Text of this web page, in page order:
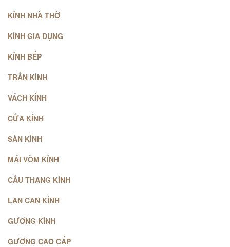
KÍNH NHÀ THỜ
KÍNH GIA DỤNG
KÍNH BẾP
TRẦN KÍNH
VÁCH KÍNH
CỬA KÍNH
SÀN KÍNH
MÁI VÒM KÍNH
CẦU THANG KÍNH
LAN CAN KÍNH
GƯƠNG KÍNH
GƯƠNG CAO CẤP